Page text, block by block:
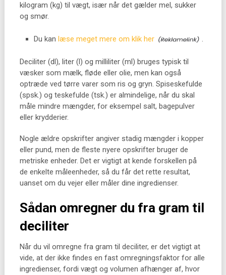
kilogram (kg) til vægt, især når det gælder mel, sukker
og smør.
Du kanlæse meget mere om klik her
Deciliter (dl), liter (l) og milliliter (ml) bruges typisk til
væsker som mælk, fløde eller olie, men kan også
optræde ved tørre varer som ris og gryn. Spiseskefulde
(spsk.) og teskefulde (tsk.) er almindelige, når du skal
måle mindre mængder, for eksempel salt, bagepulver
eller krydderier.
Nogle ældre opskrifter angiver stadig mængder i kopper
eller pund, men de fleste nyere opskrifter bruger de
metriske enheder. Det er vigtigt at kende forskellen på
de enkelte måleenheder, så du får det rette resultat,
uanset om du vejer eller måler dine ingredienser.
Sådan omregner du fra gram til
deciliter
Når du vil omregne fra gram til deciliter, er det vigtigt at
vide, at der ikke findes en fast omregningsfaktor for alle
ingredienser, fordi vægt og volumen afhænger af, hvor